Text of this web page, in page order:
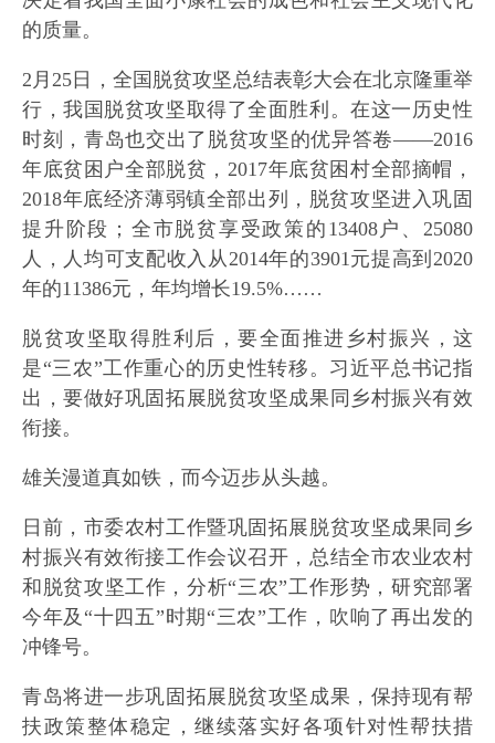
的质量。
2月25日，全国脱贫攻坚总结表彰大会在北京隆重举
行，我国脱贫攻坚取得了全面胜利。在这一历史性
时刻，青岛也交出了脱贫攻坚的优异答卷——2016
年底贫困户全部脱贫，2017年底贫困村全部摘帽，
2018年底经济薄弱镇全部出列，脱贫攻坚进入巩固
提升阶段；全市脱贫享受政策的13408户、25080
人，人均可支配收入从2014年的3901元提高到2020
年的11386元，年均增长19.5%……
脱贫攻坚取得胜利后，要全面推进乡村振兴，这
是“三农”工作重心的历史性转移。习近平总书记指
出，要做好巩固拓展脱贫攻坚成果同乡村振兴有效
衔接。
雄关漫道真如铁，而今迈步从头越。
日前，市委农村工作暨巩固拓展脱贫攻坚成果同乡
村振兴有效衔接工作会议召开，总结全市农业农村
和脱贫攻坚工作，分析“三农”工作形势，研究部署
今年及“十四五”时期“三农”工作，吹响了再出发的
冲锋号。
青岛将进一步巩固拓展脱贫攻坚成果，保持现有帮
扶政策整体稳定，继续落实好各项针对性帮扶措